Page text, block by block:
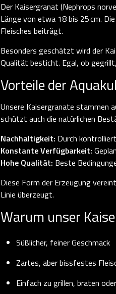
Der Kaisergranat (Nephrops
Länge von etwa 18 bis 25 cm.
Fleisches beiträgt.
Besonders geschätzt wird der
Qualität besticht. Egal, ob
Vorteile der
Unsere Kaisergranate stammen
schützt auch die natürlichen
Nachhaltigkeit: Durch
Konstante Verfügbarkeit:
Hohe Qualität: Beste
Diese Form der Erzeugung
Linie überzeugt.
Warum unser
Süßlicher, feiner Geschmack
Zartes, aber bissfestes
Einfach zu grillen, braten